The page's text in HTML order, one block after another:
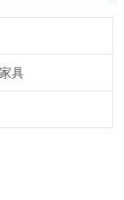
具